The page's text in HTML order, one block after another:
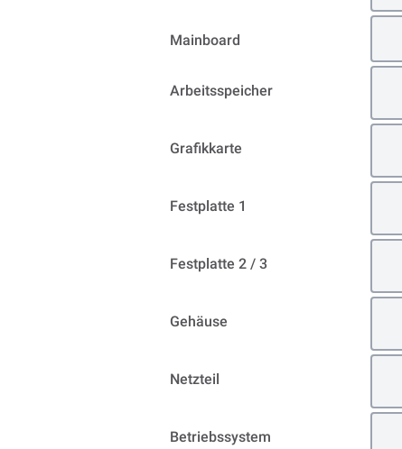
Mainboard
Arbeitsspeicher
Grafikkarte
Festplatte 1
Festplatte 2 / 3
Gehäuse
Netzteil
Betriebssystem